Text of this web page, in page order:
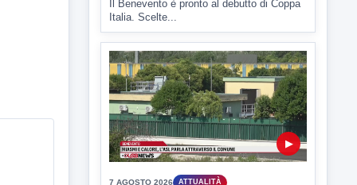
▶
7 AGOSTO 2026 CRONACA
Ponte Valentino,21enne indagato:
ipotesi duplice omicidio stradale
Incidente mortale a Ponte Valentino,
indagato il 21enne alla guida...